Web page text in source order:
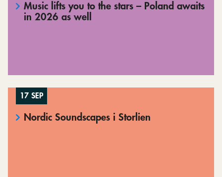
Music lifts you to the stars – Poland awaits
in 2026 as well
17 SEP
Nordic Soundscapes i Storlien